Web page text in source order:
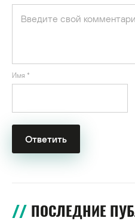
Имя *
ПОСЛЕДНИЕ